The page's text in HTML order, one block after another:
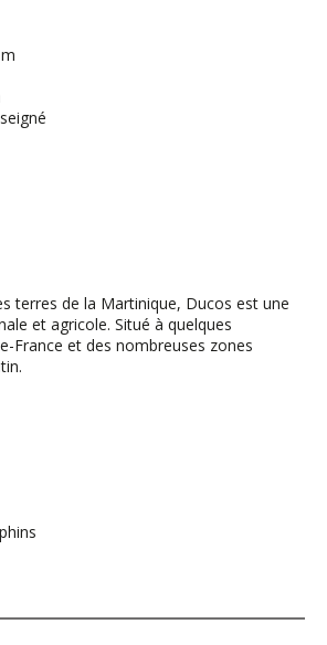
terres de la Martinique, Ducos est une
et agricole. Situé à quelques
France et des nombreuses zones